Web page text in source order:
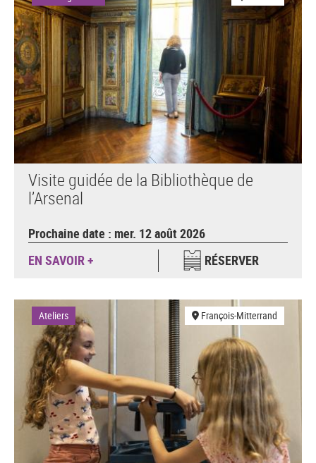
Visite guidée de la Bibliothèque de
l’Arsenal
Prochaine date : mer. 12 août 2026
EN SAVOIR +
RÉSERVER
Ateliers François-Mitterrand